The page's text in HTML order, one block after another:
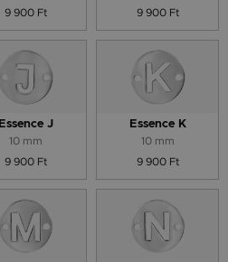
9 900 Ft
9 900 Ft
Essence J
10 mm
9 900 Ft
Essence K
10 mm
9 900 Ft